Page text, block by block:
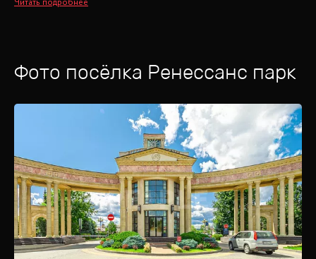
Прямо у воды разбит парк, который приглашает к неспешным
Границы поселка окаймляет величественный хвойный лес, словно
декорация из сказки. В его тени проложены уютные дорожки для
Круглосуточная вооруженная охрана и система видеонаблюдения
обеспечивают надежную защиту жителей, позволяя им
наслаждаться жизнью без забот.
Уникальность поселка также заключается в грамотно
спроектированной инфраструктуре. Большая ее часть вынесена за
пределы "Ренессанс парка", что создает атмосферу уединенности
и покоя. Здесь каждый найдет свое место, будь то активный отдых
на спортивных площадках или тихие вечера у озера.
"Ренессанс парк" — это место, где природа и комфорт сливаются
воедино, создавая идеальные условия для жизни и отдыха.
Фото посёлка Ренессанс парк